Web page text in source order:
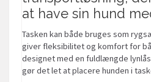
at have sin hund
Tasken kan både bruges som
giver fleksibilitet og komfort for
designet med en fuldlængde
gør det let at placere hunden i